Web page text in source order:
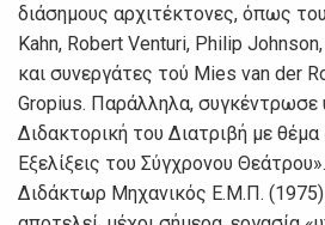
διάσημους αρχιτέκτονες, όπως
Kahn, Robert Venturi, Philip
και συνεργάτες τού Mies van der
Gropius. Παράλληλα, συγκέντρωσε
Διδακτορική του Διατριβή με
Εξελίξεις του Σύγχρονου
Διδάκτωρ Μηχανικός Ε.Μ.Π. (1975)